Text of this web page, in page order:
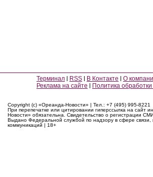
Терминал RSS В Контакте О
Реклама на сайте
Политика
Copyright (c) «Ореанда-Новости» | Тел.: +7 (495) 995-8221
При перепечатке или цитировании гиперссылка на сайт
Новости» обязательна. Свидетельство о регистрации
Выдано Федеральной службой по надзору в сфере
коммуникаций | 18+